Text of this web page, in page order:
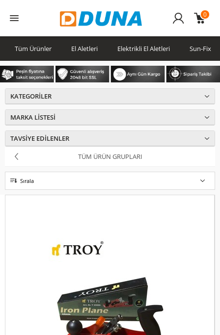
0
Tüm Ürünler El Aletleri Elektrikli El Aletleri Sun-Fix
KATEGORILER
MARKA LISTESI
TAVSIYE EDILENLER
TÜM ÜRÜN GRUPLARI
Sırala